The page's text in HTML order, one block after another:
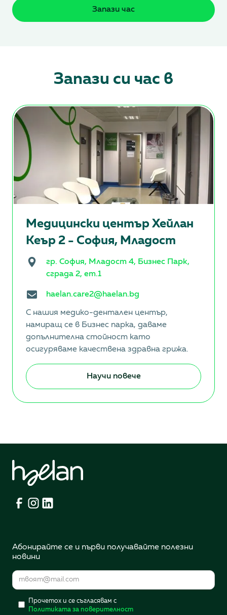
Запази час
Запази си час в
Медицински център Хейлан
Кеър 2 - София, Младост
гр. София, Младост 4, Бизнес Парк,
сграда 2, ет.1
haelan.care2@haelan.bg
С нашия медико-дентален център,
намиращ се в Бизнес парка, даваме
допълнителна стойност като
осигуряваме качествена здравна грижа.
Научи повече
Абонирайте се и първи получавайте полезни
новини
Прочетох и се съгласявам с
Политиката за поверителност